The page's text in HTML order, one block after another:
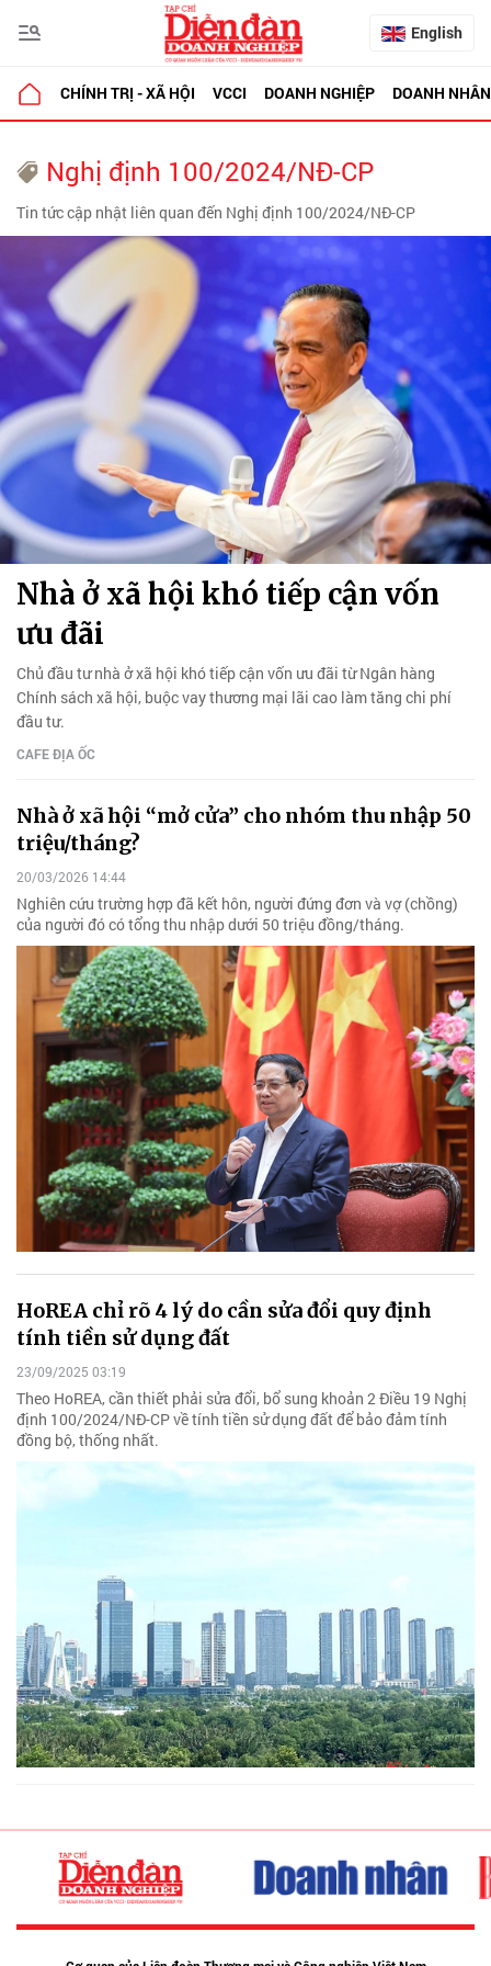
English
CHÍNH TRỊ - XÃ HỘI VCCI DOANH NGHIỆP DOANH NHÂN
Nghị định 100/2024/NĐ-CP
Tin tức cập nhật liên quan đến Nghị định 100/2024/NĐ-CP
Nhà ở xã hội khó tiếp cận vốn
ưu đãi
Chủ đầu tư nhà ở xã hội khó tiếp cận vốn ưu đãi từ Ngân hàng
Chính sách xã hội, buộc vay thương mại lãi cao làm tăng chi phí
đầu tư.
CAFE ĐỊA ỐC
Nhà ở xã hội “mở cửa” cho nhóm thu nhập 50
triệu/tháng?
20/03/2026 14:44
Nghiên cứu trường hợp đã kết hôn, người đứng đơn và vợ (chồng)
của người đó có tổng thu nhập dưới 50 triệu đồng/tháng.
HoREA chỉ rõ 4 lý do cần sửa đổi quy định
tính tiền sử dụng đất
23/09/2025 03:19
Theo HoREA, cần thiết phải sửa đổi, bổ sung khoản 2 Điều 19 Nghị
định 100/2024/NĐ-CP về tính tiền sử dụng đất để bảo đảm tính
đồng bộ, thống nhất.